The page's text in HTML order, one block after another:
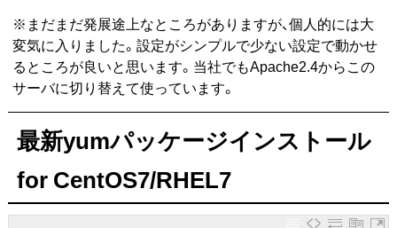
※まだまだ発展途上なところがありますが、個人的には大
変気に入りました。設定がシンプルで少ない設定で動かせ
るところが良いと思います。当社でもApache2.4からこの
サーバに切り替えて使っています。
最新yumパッケージインストール
for CentOS7/RHEL7